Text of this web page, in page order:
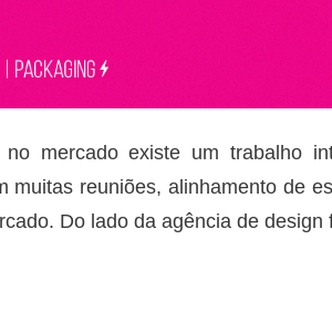
mercado existe um trabalho
muitas reuniões, alinhamento de
Do lado da agência de